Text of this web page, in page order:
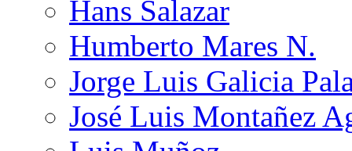
Hans Salazar
Humberto Mares N.
Jorge Luis Galicia
José Luis Montañez